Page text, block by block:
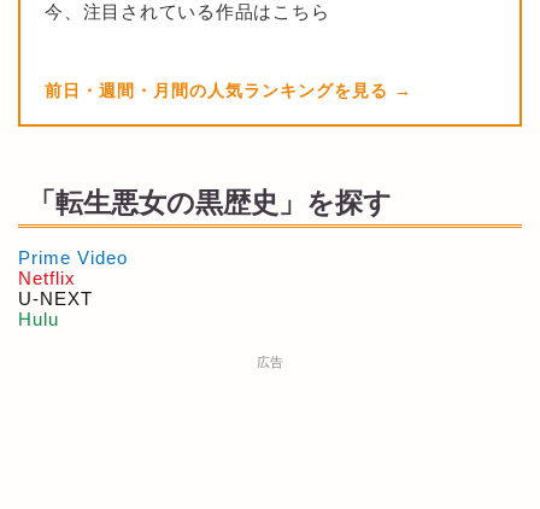
今、注目されている作品はこちら
前日・週間・月間の人気ランキングを見る
「転生悪女の黒歴史」を探す
Prime Video
Netflix
U-NEXT
Hulu
広告